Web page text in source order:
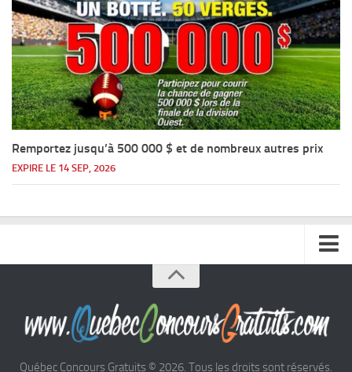
Remportez jusqu’à 500 000 $ et de nombreux autres prix
EXPIRE LE 14 SEP, 2026
Argent
Voyages
Québec Concours Gratuits © 2026. Tous les droits sont réservés.